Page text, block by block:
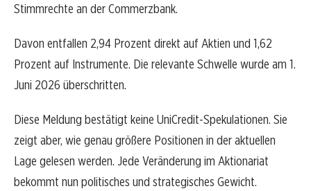
Stimmrechte an der Commerzbank.
Davon entfallen 2,94 Prozent direkt auf Aktien und 1,62
Prozent auf Instrumente. Die relevante Schwelle wurde am 1.
Juni 2026 überschritten.
Diese Meldung bestätigt keine UniCredit-Spekulationen. Sie
zeigt aber, wie genau größere Positionen in der aktuellen
Lage gelesen werden. Jede Veränderung im Aktionariat
bekommt nun politisches und strategisches Gewicht.